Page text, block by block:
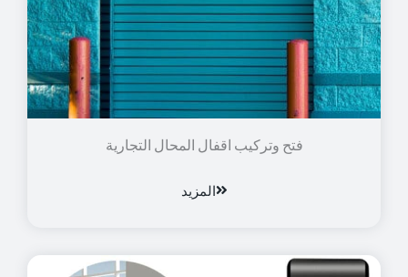
فتح وتركيب اقفال المحال التجارية
المزيد